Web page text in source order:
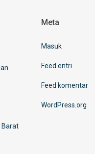
Barat
Meta
Masuk
Feed entri
Feed komentar
WordPress.org